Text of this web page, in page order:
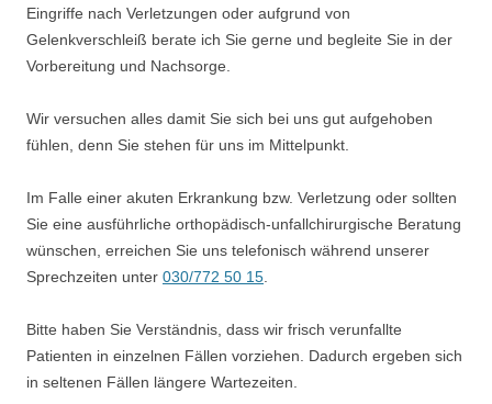
Eingriffe nach Verletzungen oder aufgrund von
Gelenkverschleiß berate ich Sie gerne und begleite Sie in der
Vorbereitung und Nachsorge.
Wir versuchen alles damit Sie sich bei uns gut aufgehoben
fühlen, denn Sie stehen für uns im Mittelpunkt.
Im Falle einer akuten Erkrankung bzw. Verletzung oder sollten
Sie eine ausführliche orthopädisch-unfallchirurgische Beratung
wünschen, erreichen Sie uns telefonisch während unserer
Sprechzeiten unter 030/772 50 15
Bitte haben Sie Verständnis, dass wir frisch verunfallte
Patienten in einzelnen Fällen vorziehen. Dadurch ergeben sich
in seltenen Fällen längere Wartezeiten.